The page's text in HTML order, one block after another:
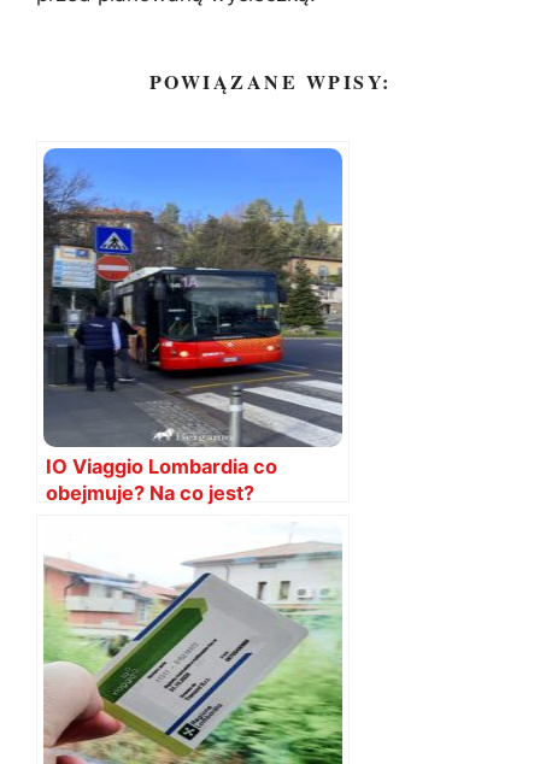
POWIĄZANE WPISY:
IO Viaggio Lombardia co
obejmuje? Na co jest?